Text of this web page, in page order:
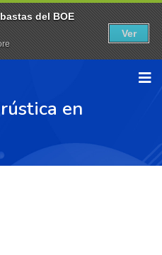
en
del BOE
Ver